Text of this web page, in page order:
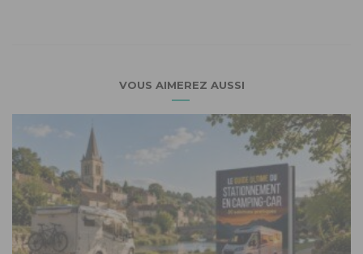
VOUS AIMEREZ AUSSI